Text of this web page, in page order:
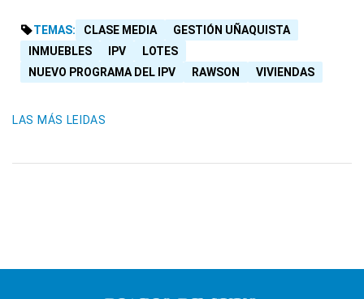
TEMAS: CLASE MEDIA
GESTIÓN UÑAQUISTA
INMUEBLES
IPV
LOTES
NUEVO PROGRAMA DEL IPV
RAWSON VIVIENDAS
LAS MÁS LEIDAS